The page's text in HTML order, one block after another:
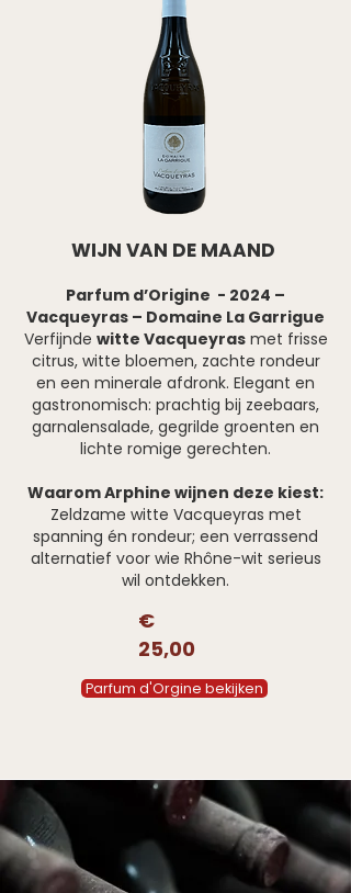
WIJN VAN DE MAAND
Parfum d’Origine - 2024 –
Vacqueyras – Domaine La Garrigue
Verfijnde witte Vacqueyrasmet frisse
citrus, witte bloemen, zachte rondeur
en een minerale afdronk. Elegant en
gastronomisch: prachtig bij zeebaars,
garnalensalade, gegrilde groenten en
lichte romige gerechten.
Waarom Arphine wijnen deze kiest:
Zeldzame witte Vacqueyras met
spanning én rondeur; een verrassend
alternatief voor wie Rhône-wit serieus
wil ontdekken.
€
25,00
Parfum d'Orgine bekijken